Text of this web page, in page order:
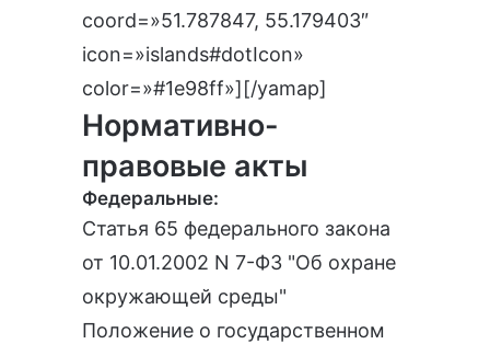
coord=»51.787847, 55.179403″
icon=»islands#dotIcon»
color=»#1e98ff»][/yamap]
Нормативно-
правовые акты
Федеральные:
Статья 65 федерального закона
от 10.01.2002 N 7-ФЗ "Об охране
окружающей среды"
Положение о государственном